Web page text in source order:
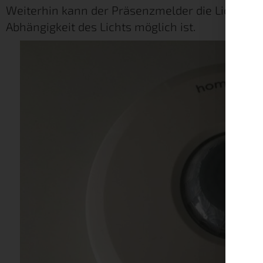
Weiterhin kann der Präsenzmelder die
Abhängigkeit des Lichts möglich ist.